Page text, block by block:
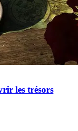
les trésors